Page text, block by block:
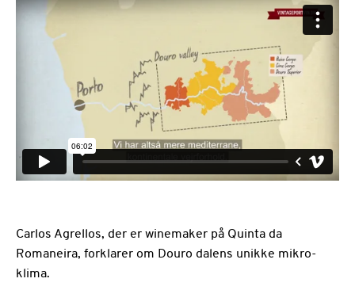
Film
Portvinshuse
Om os
Min Konto
Login
Carlos Agrellos, der er winemaker på Quinta da
Romaneira, forklarer om Douro dalens unikke mikro-
klima.